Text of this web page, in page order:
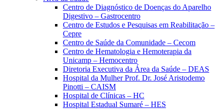
Centro de Diagnóstico de Doenças do Aparelho
Digestivo – Gastrocentro
Centro de Estudos e Pesquisas em Reabilitação –
Cepre
Centro de Saúde da Comunidade – Cecom
Centro de Hematologia e Hemoterapia da
Unicamp – Hemocentro
Diretoria Executiva da Área da Saúde – DEAS
Hospital da Mulher Prof. Dr. José Aristodemo
Pinotti – CAISM
Hospital de Clínicas – HC
Hospital Estadual Sumaré – HES